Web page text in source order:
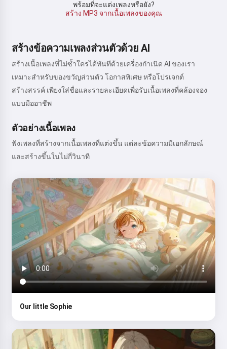
พร้อมที่จะแต่งเพลงหรือยัง?
สร้าง MP3 จากเนื้อเพลงของคุณ
สร้างข้อความเพลงส่วนตัวด้วย AI
สร้างเนื้อเพลงที่ไม่ซ้ำใครได้ทันทีด้วยเครื่องกำเนิด AI ของเรา
เหมาะสำหรับของขวัญส่วนตัว โอกาสพิเศษ หรือโปรเจกต์
สร้างสรรค์ เพียงใส่ชื่อและรายละเอียดเพื่อรับเนื้อเพลงที่คล้องจอง
แบบมืออาชีพ
ตัวอย่างเนื้อเพลง
ฟังเพลงที่สร้างจากเนื้อเพลงที่แต่งขึ้น แต่ละข้อความมีเอกลักษณ์
และสร้างขึ้นในไม่กี่วินาที
Our little Sophie